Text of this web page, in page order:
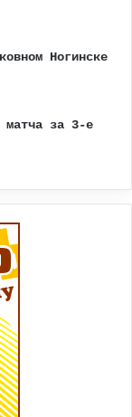
Ногинске
матча за 3-е